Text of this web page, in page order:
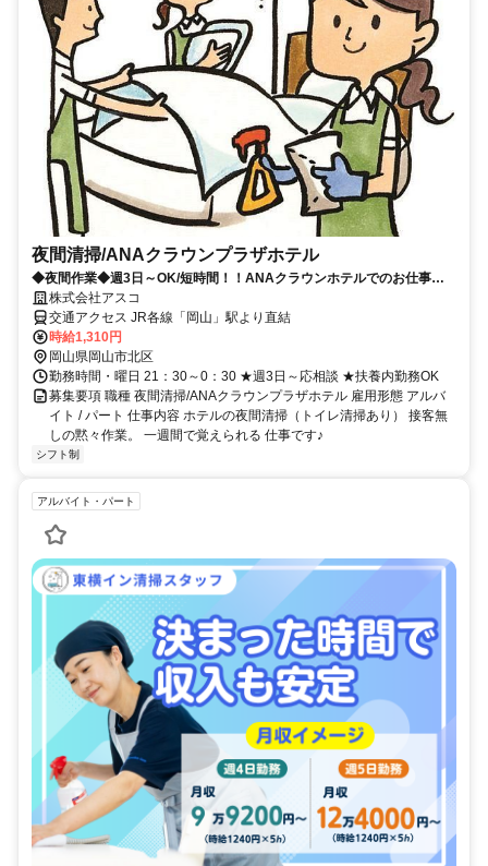
夜間清掃/ANAクラウンプラザホテル
◆夜間作業◆週3日～OK/短時間！！ANAクラウンホテルでのお仕事で
す！株式会社アスコ
交通アクセス JR各線「岡山」駅より直結
時給1,310円
岡山県岡山市北区
勤務時間・曜日 21：30～0：30 ★週3日～応相談 ★扶養内勤務OK
募集要項 職種 夜間清掃/ANAクラウンプラザホテル 雇用形態 アルバ
イト / パート 仕事内容 ホテルの夜間清掃（トイレ清掃あり） 接客無
しの黙々作業。 一週間で覚えられる 仕事です♪
シフト制
アルバイト・パート